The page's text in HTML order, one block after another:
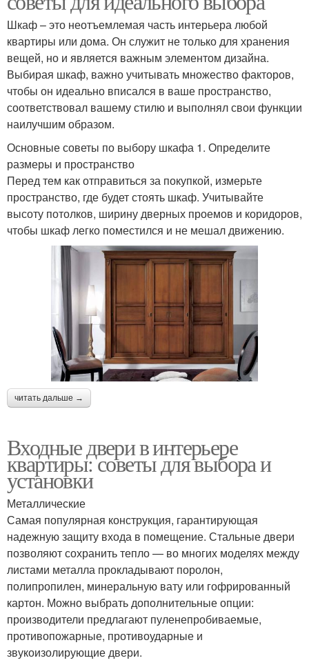
Шкаф – это неотъемлемая часть интерьера любой
квартиры или дома. Он служит не только для хранения
вещей, но и является важным элементом дизайна.
Выбирая шкаф, важно учитывать множество факторов,
чтобы он идеально вписался в ваше пространство,
соответствовал вашему стилю и выполнял свои функции
наилучшим образом.
Основные советы по выбору шкафа 1. Определите
размеры и пространство
Перед тем как отправиться за покупкой, измерьте
пространство, где будет стоять шкаф. Учитывайте
высоту потолков, ширину дверных проемов и коридоров,
чтобы шкаф легко поместился и не мешал движению.
читать дальше →
Входные двери в интерьере
квартиры: советы для выбора и
установки
Металлические
Самая популярная конструкция, гарантирующая
надежную защиту входа в помещение. Стальные двери
позволяют сохранить тепло — во многих моделях между
листами металла прокладывают поролон,
полипропилен, минеральную вату или гофрированный
картон. Можно выбрать дополнительные опции:
производители предлагают пуленепробиваемые,
противопожарные, противоударные и
звукоизолирующие двери.